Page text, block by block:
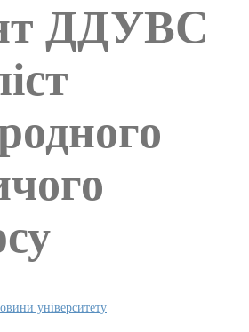
ДДУВС
університету